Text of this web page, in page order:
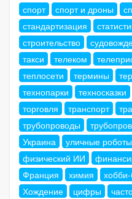
спорт
спорт и дроны
стандартизация
строительство
такси
телеком
теплосети
термины
технопарки
техносказки
торговля
транспорт
трубопроводы
Украина
уличные роботы
физический ИИ
Франция
химия
Хождение
цифры